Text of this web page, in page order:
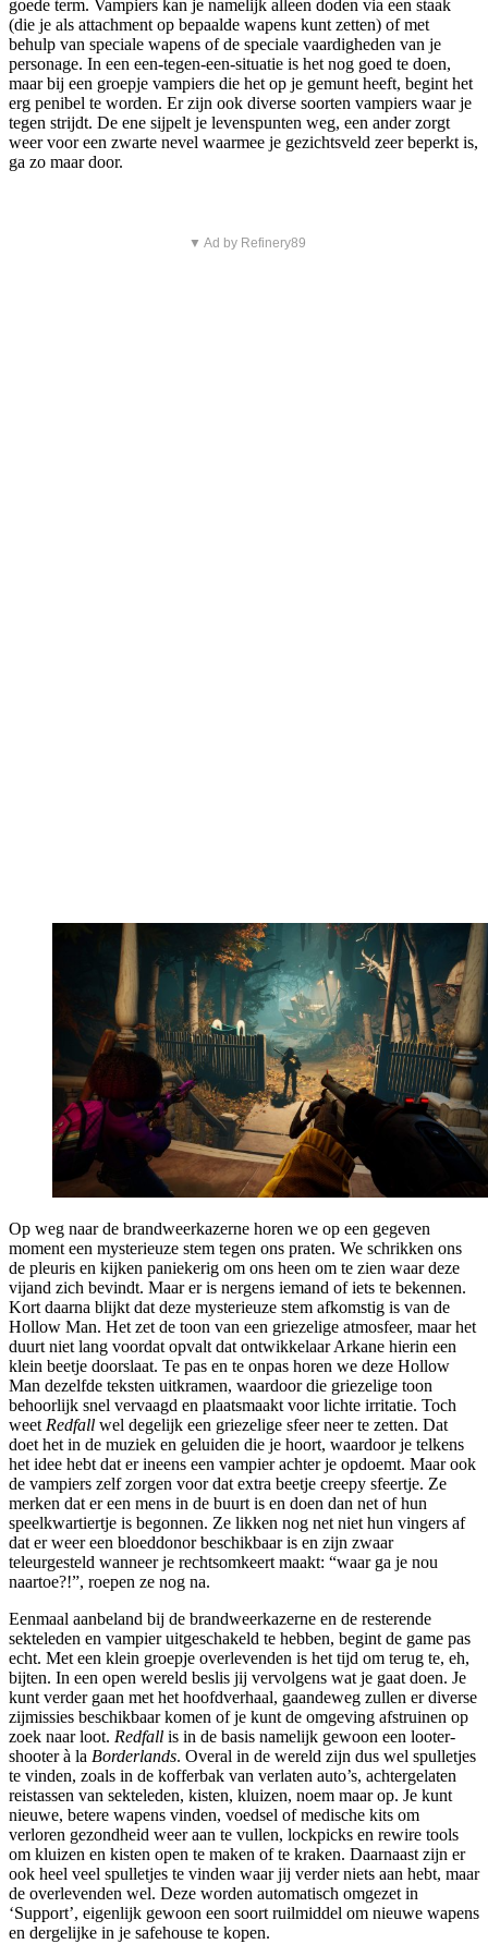
goede term. Vampiers kan je namelijk alleen doden via een staak
(die je als attachment op bepaalde wapens kunt zetten) of met
behulp van speciale wapens of de speciale vaardigheden van je
personage. In een een-tegen-een-situatie is het nog goed te doen,
maar bij een groepje vampiers die het op je gemunt heeft, begint het
erg penibel te worden. Er zijn ook diverse soorten vampiers waar je
tegen strijdt. De ene sijpelt je levenspunten weg, een ander zorgt
weer voor een zwarte nevel waarmee je gezichtsveld zeer beperkt is,
ga zo maar door.
▼ Ad by Refinery89
Op weg naar de brandweerkazerne horen we op een gegeven
moment een mysterieuze stem tegen ons praten. We schrikken ons
de pleuris en kijken paniekerig om ons heen om te zien waar deze
vijand zich bevindt. Maar er is nergens iemand of iets te bekennen.
Kort daarna blijkt dat deze mysterieuze stem afkomstig is van de
Hollow Man. Het zet de toon van een griezelige atmosfeer, maar het
duurt niet lang voordat opvalt dat ontwikkelaar Arkane hierin een
klein beetje doorslaat. Te pas en te onpas horen we deze Hollow
Man dezelfde teksten uitkramen, waardoor die griezelige toon
behoorlijk snel vervaagd en plaatsmaakt voor lichte irritatie. Toch
weet Redfall wel degelijk een griezelige sfeer neer te zetten. Dat
doet het in de muziek en geluiden die je hoort, waardoor je telkens
het idee hebt dat er ineens een vampier achter je opdoemt. Maar ook
de vampiers zelf zorgen voor dat extra beetje creepy sfeertje. Ze
merken dat er een mens in de buurt is en doen dan net of hun
speelkwartiertje is begonnen. Ze likken nog net niet hun vingers af
dat er weer een bloeddonor beschikbaar is en zijn zwaar
teleurgesteld wanneer je rechtsomkeert maakt: “waar ga je nou
naartoe?!”, roepen ze nog na.
Eenmaal aanbeland bij de brandweerkazerne en de resterende
sekteleden en vampier uitgeschakeld te hebben, begint de game pas
echt. Met een klein groepje overlevenden is het tijd om terug te, eh,
bijten. In een open wereld beslis jij vervolgens wat je gaat doen. Je
kunt verder gaan met het hoofdverhaal, gaandeweg zullen er diverse
zijmissies beschikbaar komen of je kunt de omgeving afstruinen op
zoek naar loot. Redfall is in de basis namelijk gewoon een looter-
shooter à la Borderlands. Overal in de wereld zijn dus wel spulletjes
te vinden, zoals in de kofferbak van verlaten auto’s, achtergelaten
reistassen van sekteleden, kisten, kluizen, noem maar op. Je kunt
nieuwe, betere wapens vinden, voedsel of medische kits om
verloren gezondheid weer aan te vullen, lockpicks en rewire tools
om kluizen en kisten open te maken of te kraken. Daarnaast zijn er
ook heel veel spulletjes te vinden waar jij verder niets aan hebt, maar
de overlevenden wel. Deze worden automatisch omgezet in
‘Support’, eigenlijk gewoon een soort ruilmiddel om nieuwe wapens
en dergelijke in je safehouse te kopen.